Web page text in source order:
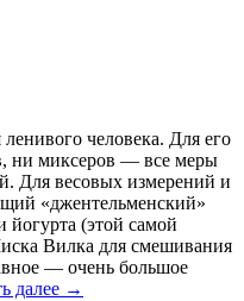
человека. Для его
ни миксеров — все меры
Для весовых измерений и
«джентельменский»
йогурта (этой самой
Вилка для смешивания
— очень большое
далее →